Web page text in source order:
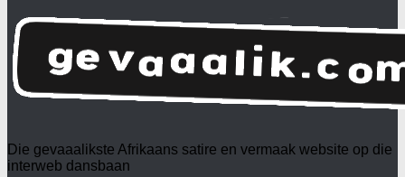
Die gevaaalikste Afrikaans satire en vermaak website op die
interweb dansbaan